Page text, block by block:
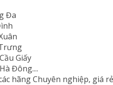
Đa
Giấy
Đông....
hãng Chuyên nghiệp, giá rẻ